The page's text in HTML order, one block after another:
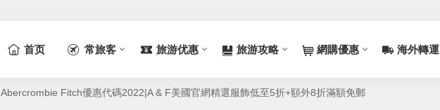
首页 常旅客 旅游优惠 旅游攻略 網購優惠 海外轉運
Abercrombie Fitch優惠代碼2022|A & F美國官網精選服飾低至5折+額外8折滿額免郵